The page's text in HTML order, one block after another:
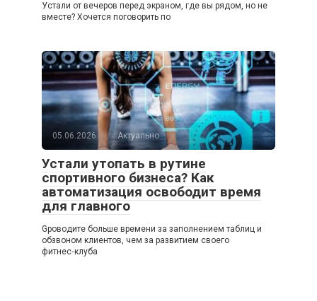
Устали от вечеров перед экраном, где вы рядом, но не
вместе? Хочется поговорить по
05.06.2026 Актуально
Устали утопать в рутине
спортивного бизнеса? Как
автоматизация освободит время
для главного
Gроводите больше времени за заполнением таблиц и
обзвоном клиентов, чем за развитием своего
фитнес‑клуба